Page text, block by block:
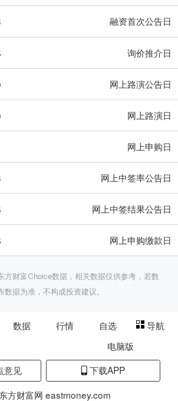
融资首次公告日
询价推介日
网上路演公告日
网上路演日
网上申购日
网上中签率公告日
网上中签结果公告日
网上申购缴款日
方财富Choice数据，相关数据仅供参考，若数
据为准，不构成投资建议。
数据 行情 自选
导航
电脑版
意见
下载APP
方财富网 eastmoney.com